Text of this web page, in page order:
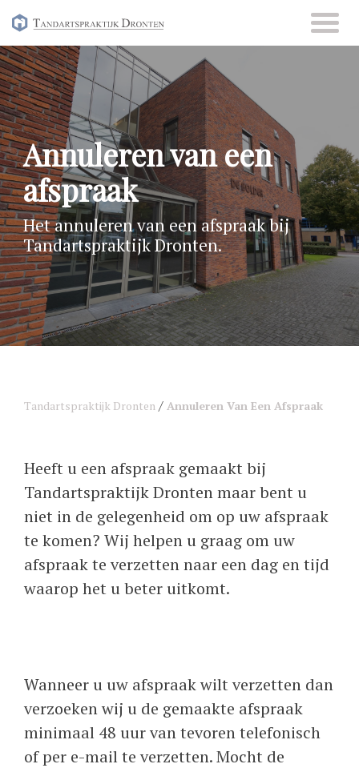
Skip
to
content
Annuleren van een
afspraak
Het annuleren van een afspraak bij
Tandartspraktijk Dronten.
Tandartspraktijk Dronten / Annuleren Van Een Afspraak
Heeft u een afspraak gemaakt bij
Tandartspraktijk Dronten maar bent u
niet in de gelegenheid om op uw afspraak
te komen? Wij helpen u graag om uw
afspraak te verzetten naar een dag en tijd
waarop het u beter uitkomt.
Wanneer u uw afspraak wilt verzetten dan
verzoeken wij u de gemaakte afspraak
minimaal 48 uur van tevoren telefonisch
of per e-mail te verzetten. Mocht de